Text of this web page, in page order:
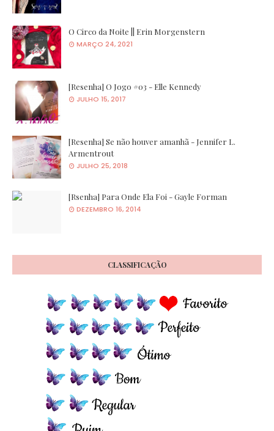
O Circo da Noite || Erin Morgenstern
MARÇO 24, 2021
[Resenha] O Jogo #03 - Elle Kennedy
JULHO 15, 2017
[Resenha] Se não houver amanhã - Jennifer L.
Armentrout
JULHO 25, 2018
[Rsenha] Para Onde Ela Foi - Gayle Forman
DEZEMBRO 16, 2014
CLASSIFICAÇÃO